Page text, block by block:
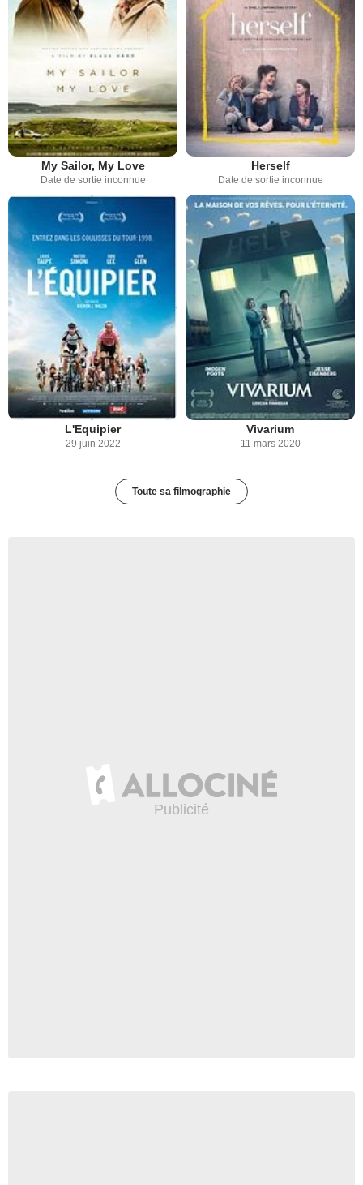
My Sailor, My Love
Date de sortie inconnue
Herself
Date de sortie inconnue
L'Equipier
29 juin 2022
Vivarium
11 mars 2020
Toute sa filmographie